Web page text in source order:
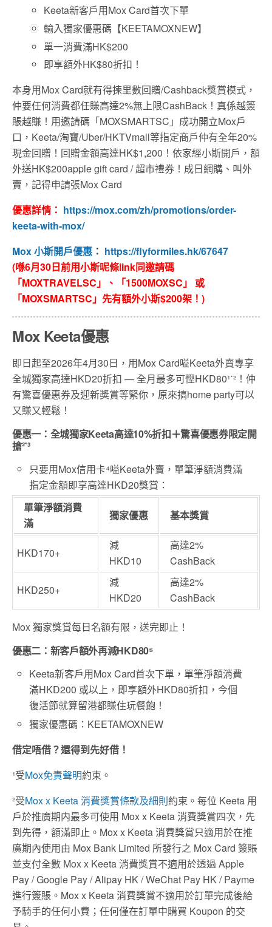
Keeta新客戶用Mox Card首次下單
輸入獨家優惠碼【KEETAMOXNEW】
單一消費滿HK$200
即享額外HK$80折扣！
本身用Mox Card就有得揀里數回贈/Cashback獎賞模式，
仲要任何消費都任賺高達2%無上限CashBack！真係越簽
賬越賺！用邀請碼「MOXSMARTSC」成功開立Mox戶
口，Keeta/淘寶/Uber/HKTVmall等指定商戶仲有全年20%
現金回贈！回贈金額高達HK$1,200！依家經小斯開戶，額
外送HK$200apple gift card / 超市禮券！成日網購、叫外
賣，記得申請張Mox Card
優惠詳情： https://mox.com/zh/promotions/order-
keeta-with-mox/
Mox 小斯開戶優惠 ： https://flyformiles.hk/67647
(喺6月30日前用小斯呢條link同邀請碼
「MOXTRAVELSC」、「1500MOXSC」 或
「MOXSMARTSC」先有額外小斯$200架！)
Mox Keeta優惠
即日起至2026年4月30日，用Mox Card嗌Keeta外賣專享
全城獨家高達HKD20折扣 — 全月最多可慳HKD80¹˙²！仲
有驚喜優惠券及迎新獎賞等緊你，原來搞home party可以
又賺又輕鬆！
優惠一：全城獨家Keeta高達10%折扣＋驚喜優惠券限定開
搶²˙³
只要用Mox信用卡⁴嗌Keeta外賣，單筆淨額消費滿
指定金額即享高達HKD20獎賞：
單筆淨額消費
滿
獨家優惠 基本獎賞
HKD170+
減
HKD10
高達2%
CashBack
HKD250+
減
HKD20
高達2%
CashBack
Mox 獨家獎賞每日名額有限，送完即止！
優惠二：新客戶額外再減HKD80⁵
Keeta新客戶用Mox Card首次下單，單筆淨額消費
滿HKD200 或以上，即享額外HKD80折扣，今個
復活節就算留港都賺住玩餐飽！
獨家優惠碼：KEETAMOXNEW
借定唔借？還得到先好借！
¹受Mox免責聲明約束。
²受Mox x Keeta 消費獎賞條款及細則約束。每位 Keeta 用
戶於推廣期内最多可使用 Mox x Keeta 消費獎賞四次，先
到先得，額滿即止。Mox x Keeta 消費獎賞只適用於在推
廣期內使用由 Mox Bank Limited 所發行之 Mox Card 簽賬
並支付全數 Mox x Keeta 消費獎賞不適用於透過 Apple
Pay / Google Pay / Alipay HK / WeChat Pay HK / Payme
進行簽賬。Mox x Keeta 消費獎賞不適用於訂單完成後給
予騎手的任何小費；任何僅在訂單中購買 Koupon 的交